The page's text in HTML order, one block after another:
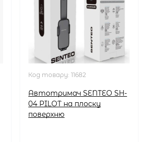
Код товару:11682
Автотримач SENTEO SH-
04 PILOT на плоску
поверхню